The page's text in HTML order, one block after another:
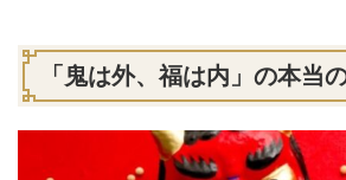
「鬼は外、福は内」の本当